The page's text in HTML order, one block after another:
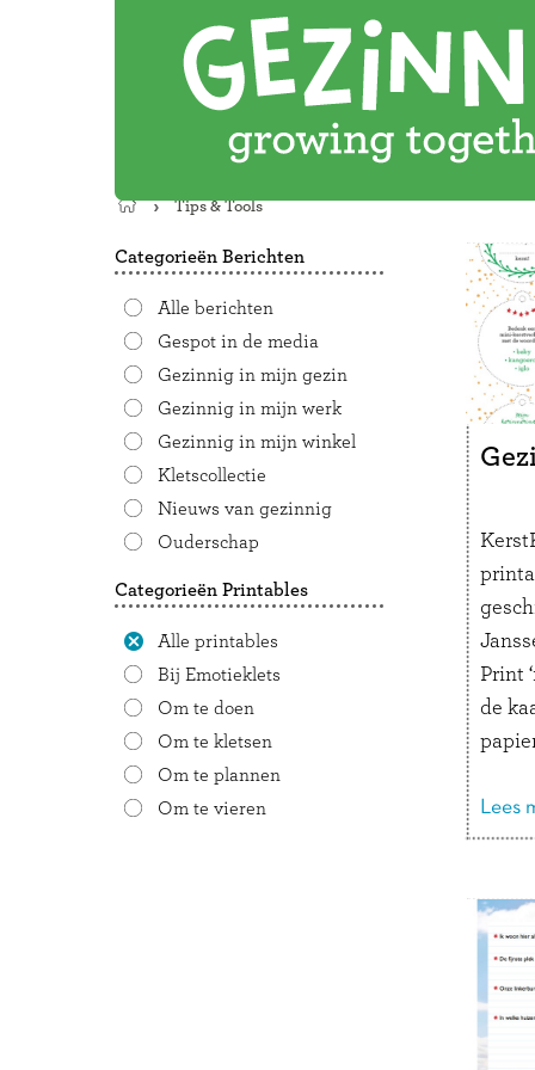
Terug
de
Tips & Tools
Categorieën Berichten
Alle berichten
Gespot in de media
Gezinnig in mijn gezin
Gezinnig in mijn werk
Gezinnig in mijn winkel
Kletscollectie
Nieuws van gezinnig
Ouderschap
Categorieën Printables
Alle printables
Bij Emotieklets
Om te doen
Om te kletsen
Om te plannen
Om te vieren
Print
de
Als
elke
Als
de
de
Als
Lees